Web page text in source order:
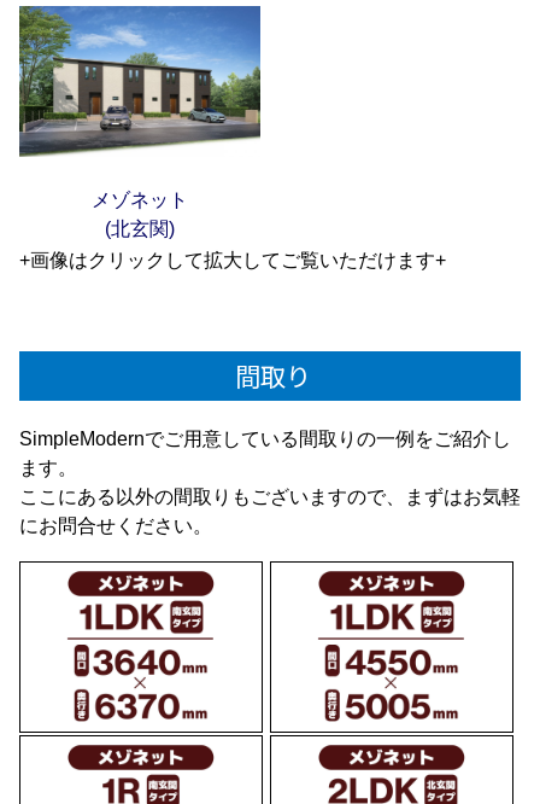
メゾネット
(北玄関)
+画像はクリックして拡大してご覧いただけます+
間取り
SimpleModernでご用意している間取りの一例をご紹介し
ます。
ここにある以外の間取りもございますので、まずはお気軽
にお問合せください。